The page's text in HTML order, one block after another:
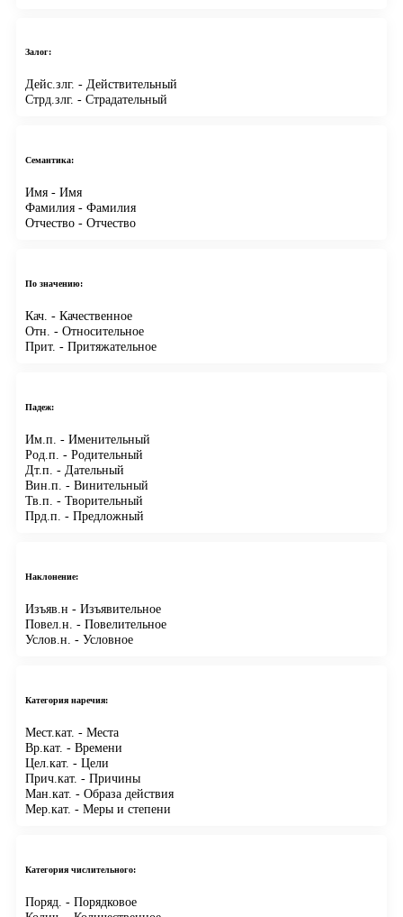
Залог:
Дейс.злг. - Действительный
Стрд.злг. - Страдательный
Семантика:
Имя - Имя
Фамилия - Фамилия
Отчество - Отчество
По значению:
Кач. - Качественное
Отн. - Относительное
Прит. - Притяжательное
Падеж:
Им.п. - Именительный
Род.п. - Родительный
Дт.п. - Дательный
Вин.п. - Винительный
Тв.п. - Творительный
Прд.п. - Предложный
Наклонение:
Изъяв.н - Изъявительное
Повел.н. - Повелительное
Услов.н. - Условное
Категория наречия:
Мест.кат. - Места
Вр.кат. - Времени
Цел.кат. - Цели
Прич.кат. - Причины
Ман.кат. - Образа действия
Мер.кат. - Меры и степени
Категория числительного:
Поряд. - Порядковое